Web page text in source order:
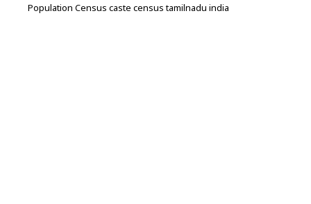
Population Census caste census tamilnadu india